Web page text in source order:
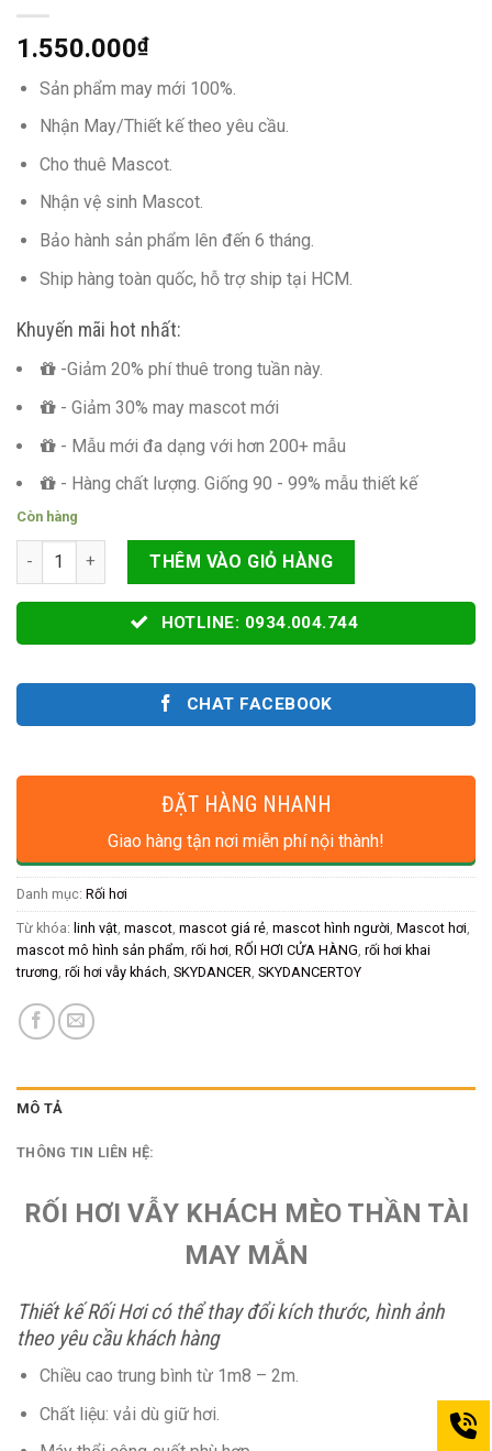
1.550.000₫
Sản phẩm may mới 100%.
Nhận May/Thiết kế theo yêu cầu.
Cho thuê Mascot.
Nhận vệ sinh Mascot.
Bảo hành sản phẩm lên đến 6 tháng.
Ship hàng toàn quốc, hỗ trợ ship tại HCM.
Khuyến mãi hot nhất:
-Giảm 20% phí thuê trong tuần này.
- Giảm 30% may mascot mới
- Mẫu mới đa dạng với hơn 200+ mẫu
- Hàng chất lượng. Giống 90 - 99% mẫu thiết kế
Còn hàng
RỐI HƠI VẪY KHÁCH MÈO THẦN TÀI MAY MẮN số lượng
THÊM VÀO GIỎ HÀNG
HOTLINE: 0934.004.744
CHAT FACEBOOK
ĐẶT HÀNG NHANH
Giao hàng tận nơi miễn phí nội thành!
Danh mục: Rối hơi
Từ khóa: linh vật mascot mascot giá rẻ mascot hình người Mascot hơi
mascot mô hình sản phẩm rối hơi RỐI HƠI CỬA HÀNG rối hơi khai
trương rối hơi vẫy khách SKYDANCER SKYDANCERTOY
MÔ TẢ
THÔNG TIN LIÊN HỆ:
RỐI HƠI VẪY KHÁCH MÈO THẦN TÀI
MAY MẮN
Thiết kế Rối Hơi có thể thay đổi kích thước, hình ảnh
theo yêu cầu khách hàng
Chiều cao trung bình từ 1m8 – 2m.
Chất liệu: vải dù giữ hơi.